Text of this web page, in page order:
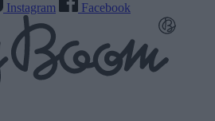
Instagram Facebook